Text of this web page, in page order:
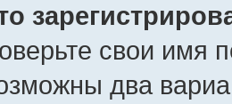
свои имя
два